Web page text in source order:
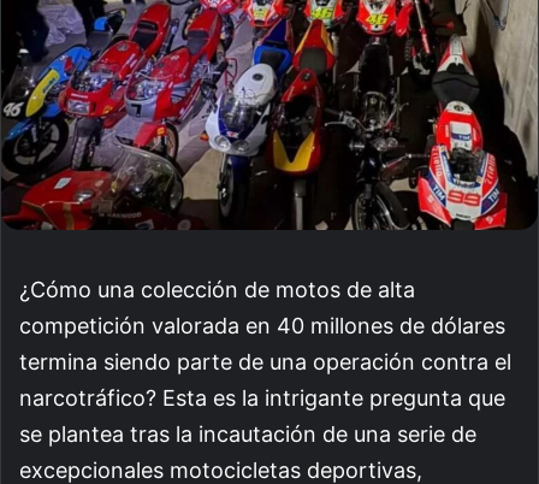
¿Cómo una colección de motos de alta
competición valorada en 40 millones de dólares
termina siendo parte de una operación contra el
narcotráfico? Esta es la intrigante pregunta que
se plantea tras la incautación de una serie de
excepcionales motocicletas deportivas,